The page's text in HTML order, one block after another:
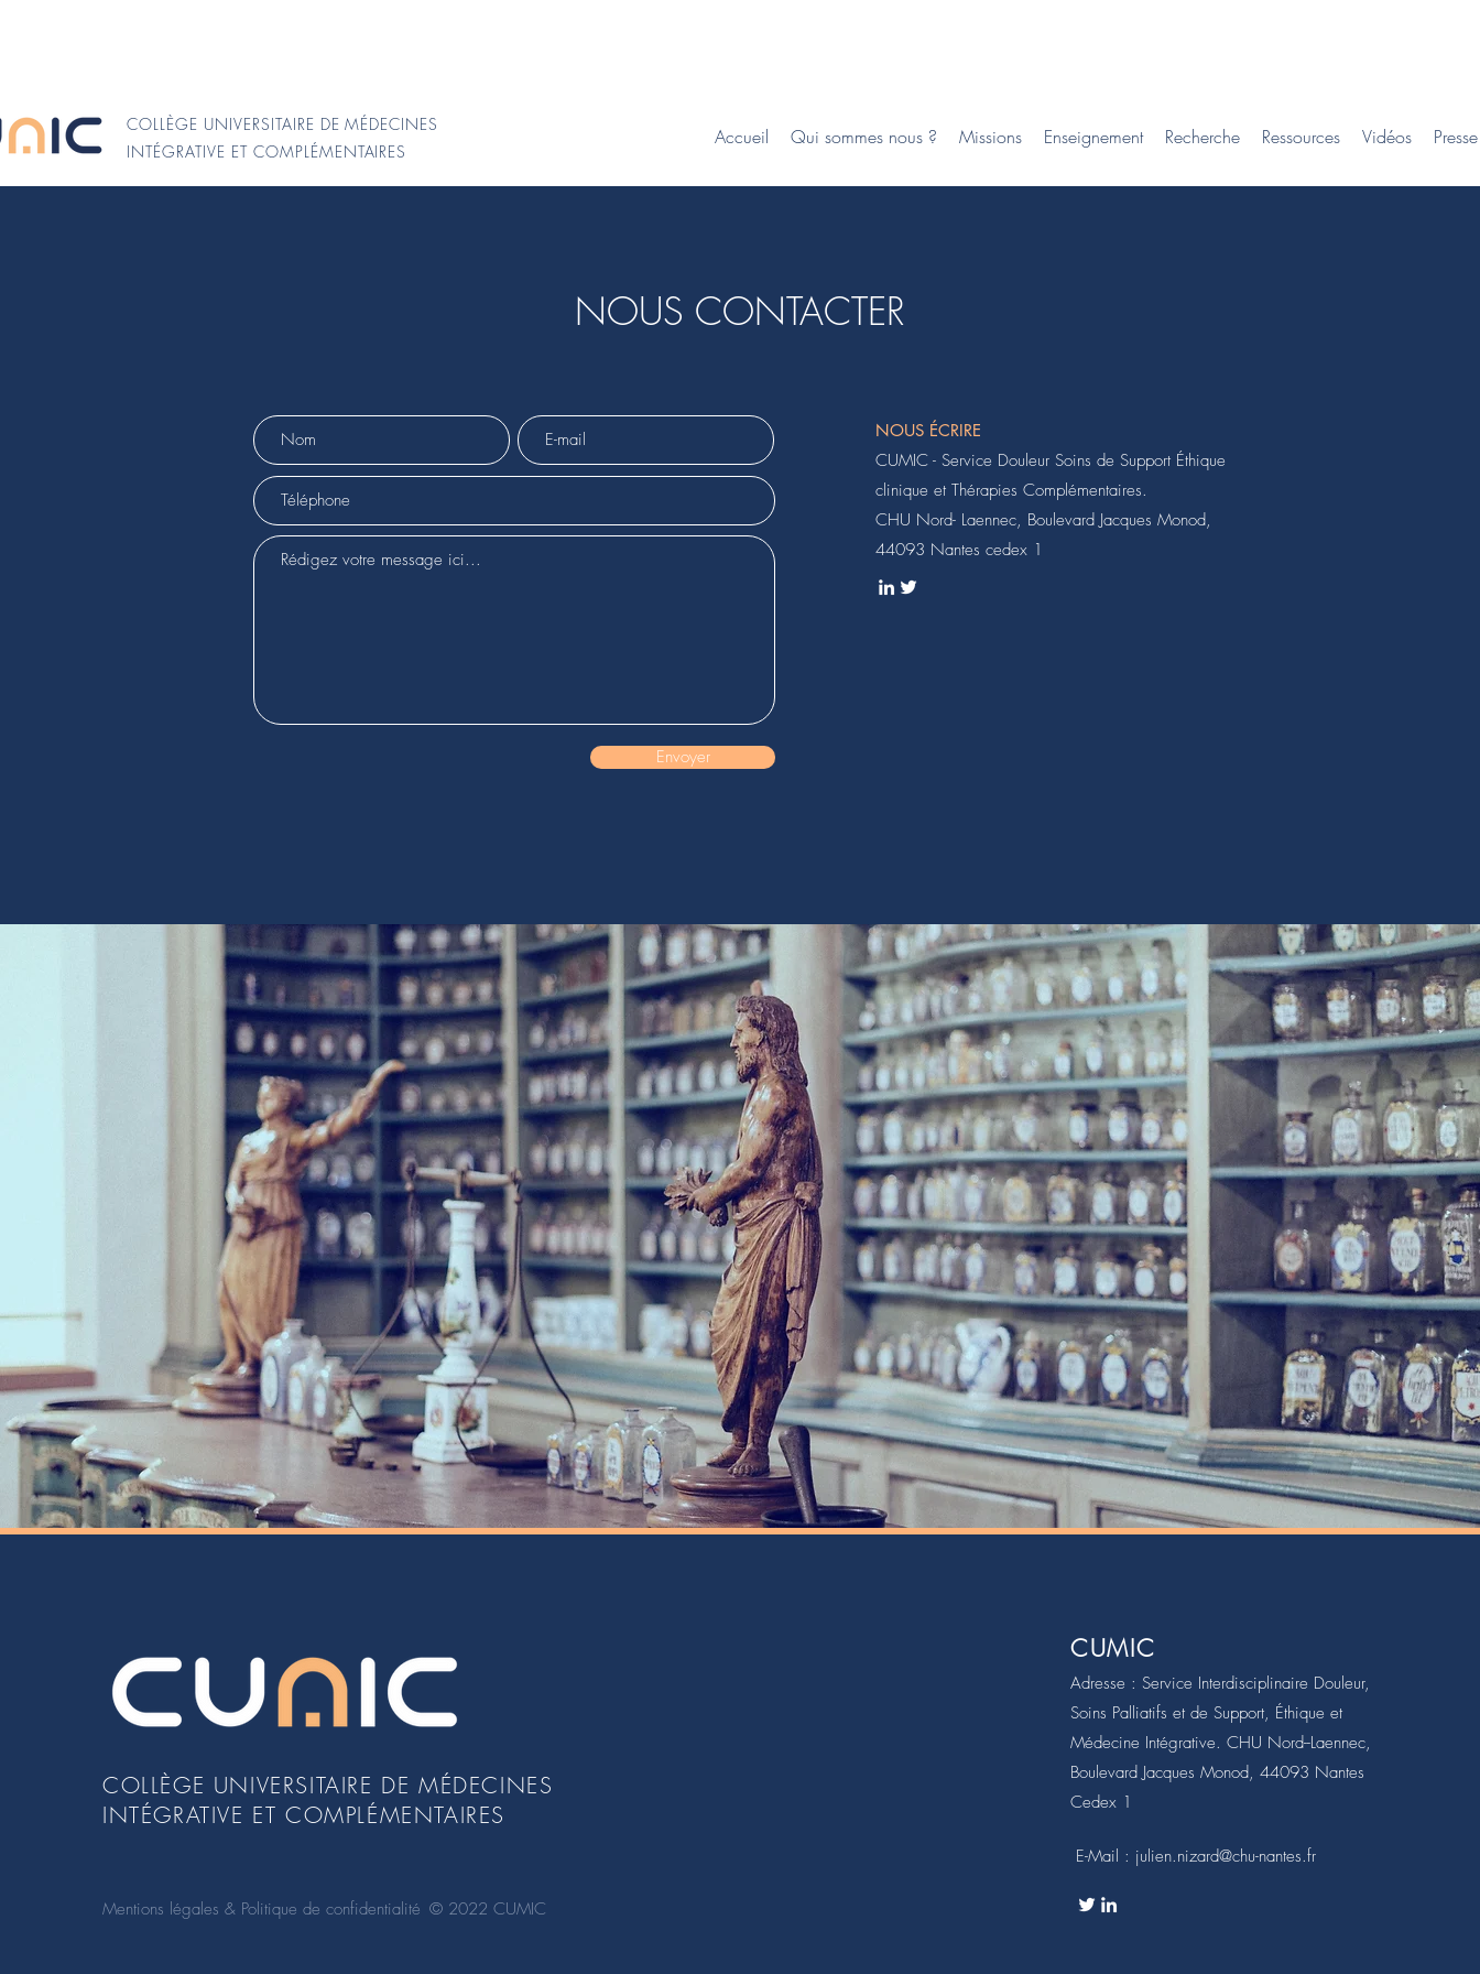
COLLÈGE UNIVERSITAIRE DE MÉDECINES
INTÉGRATIVE ET COMPLÉMENTAIRES
Accueil Qui sommes nous ? Missions Enseignement Recherche Ressources Vidéos Presse
NOUS CONTACTER
Envoyer
NOUS ÉCRIRE
CUMIC - Service Douleur Soins de Support Éthique
clinique et Thérapies Complémentaires.
CHU Nord- Laennec, Boulevard Jacques Monod,
44093 Nantes cedex 1
COLLÈGE UNIVERSITAIRE DE MÉDECINES
INTÉGRATIVE ET COMPLÉMENTAIRES
Mentions légales & Politique de confidentialité © 2022 CUMIC
CUMIC
Adresse : Service Interdisciplinaire Douleur,
Soins Palliatifs et de Support, Éthique et
Médecine Intégrative. CHU Nord--Laennec,
Boulevard Jacques Monod, 44093 Nantes
Cedex 1
E-Mail : julien.nizard@chu-nantes.fr